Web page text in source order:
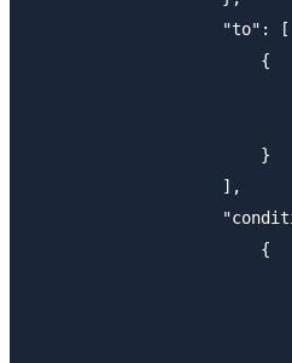
                    "to": [
                        {
                        }
                    ],
                        {